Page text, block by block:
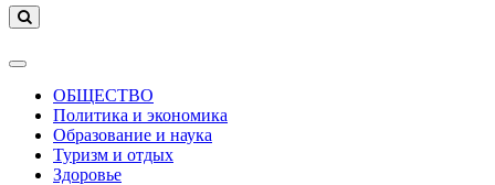
ОБЩЕСТВО
Политика и экономика
Образование и наука
Туризм и отдых
Здоровье